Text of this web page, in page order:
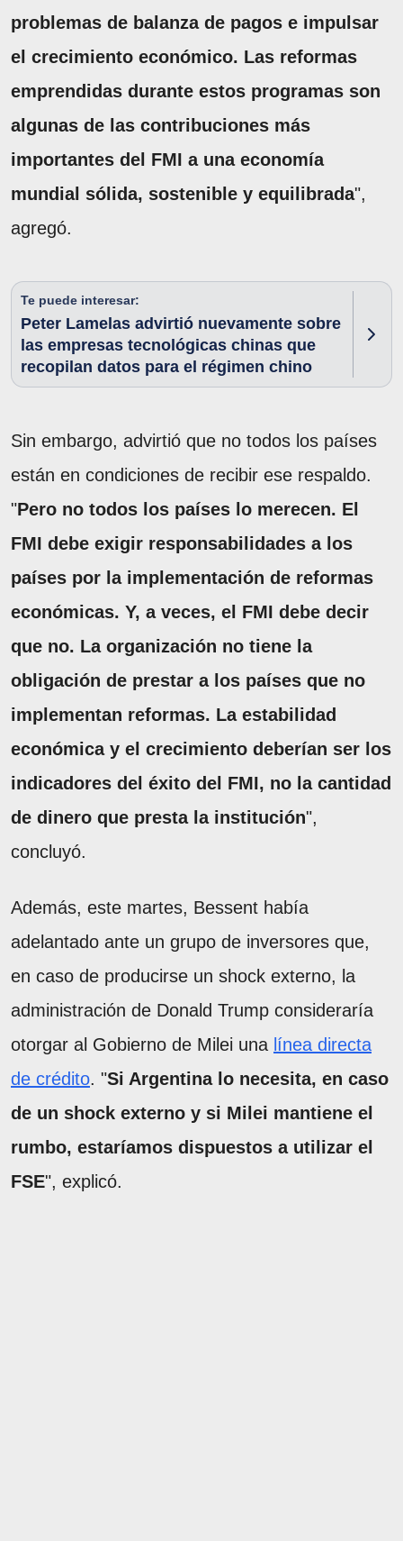
problemas de balanza de pagos e impulsar
el crecimiento económico. Las reformas
emprendidas durante estos programas son
algunas de las contribuciones más
importantes del FMI a una economía
mundial sólida, sostenible y equilibrada",
agregó.
Te puede interesar:
Peter Lamelas advirtió nuevamente sobre
las empresas tecnológicas chinas que
recopilan datos para el régimen chino
Sin embargo, advirtió que no todos los países
están en condiciones de recibir ese respaldo.
"Pero no todos los países lo merecen. El
FMI debe exigir responsabilidades a los
países por la implementación de reformas
económicas. Y, a veces, el FMI debe decir
que no. La organización no tiene la
obligación de prestar a los países que no
implementan reformas. La estabilidad
económica y el crecimiento deberían ser los
indicadores del éxito del FMI, no la cantidad
de dinero que presta la institución",
concluyó.
Además, este martes, Bessent había
adelantado ante un grupo de inversores que,
en caso de producirse un shock externo, la
administración de Donald Trump consideraría
otorgar al Gobierno de Milei una línea directa
de crédito. "Si Argentina lo necesita, en caso
de un shock externo y si Milei mantiene el
rumbo, estaríamos dispuestos a utilizar el
FSE", explicó.